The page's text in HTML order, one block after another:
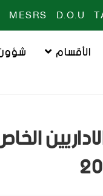
D.O.U
MESRS
الأقسام